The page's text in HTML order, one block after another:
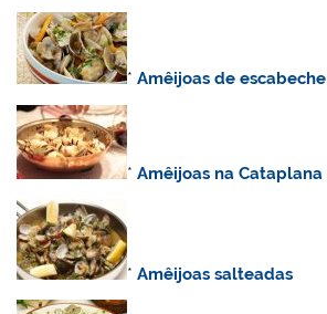
*Amêijoas de escabeche
*Amêijoas na Cataplana
*Amêijoas salteadas